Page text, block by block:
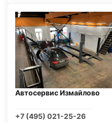
Автосервис Измайлово
+7 (495) 021-25-26